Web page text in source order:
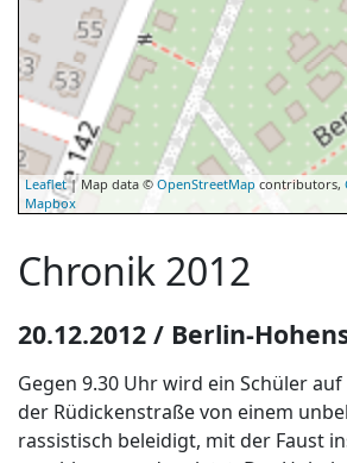
Leaflet| Map data © OpenStreetMap contributors,
Mapbox
Chronik 2012
20.12.2012 / Berlin-
Gegen 9.30 Uhr wird ein Schüler
der Rüdickenstraße von einem
rassistisch beleidigt, mit der Faust